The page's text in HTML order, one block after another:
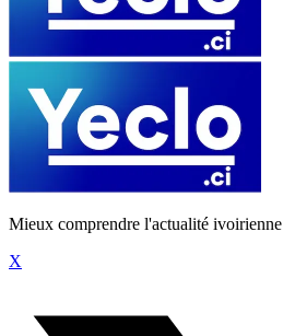
Mieux comprendre l'actualité ivoirienne
X